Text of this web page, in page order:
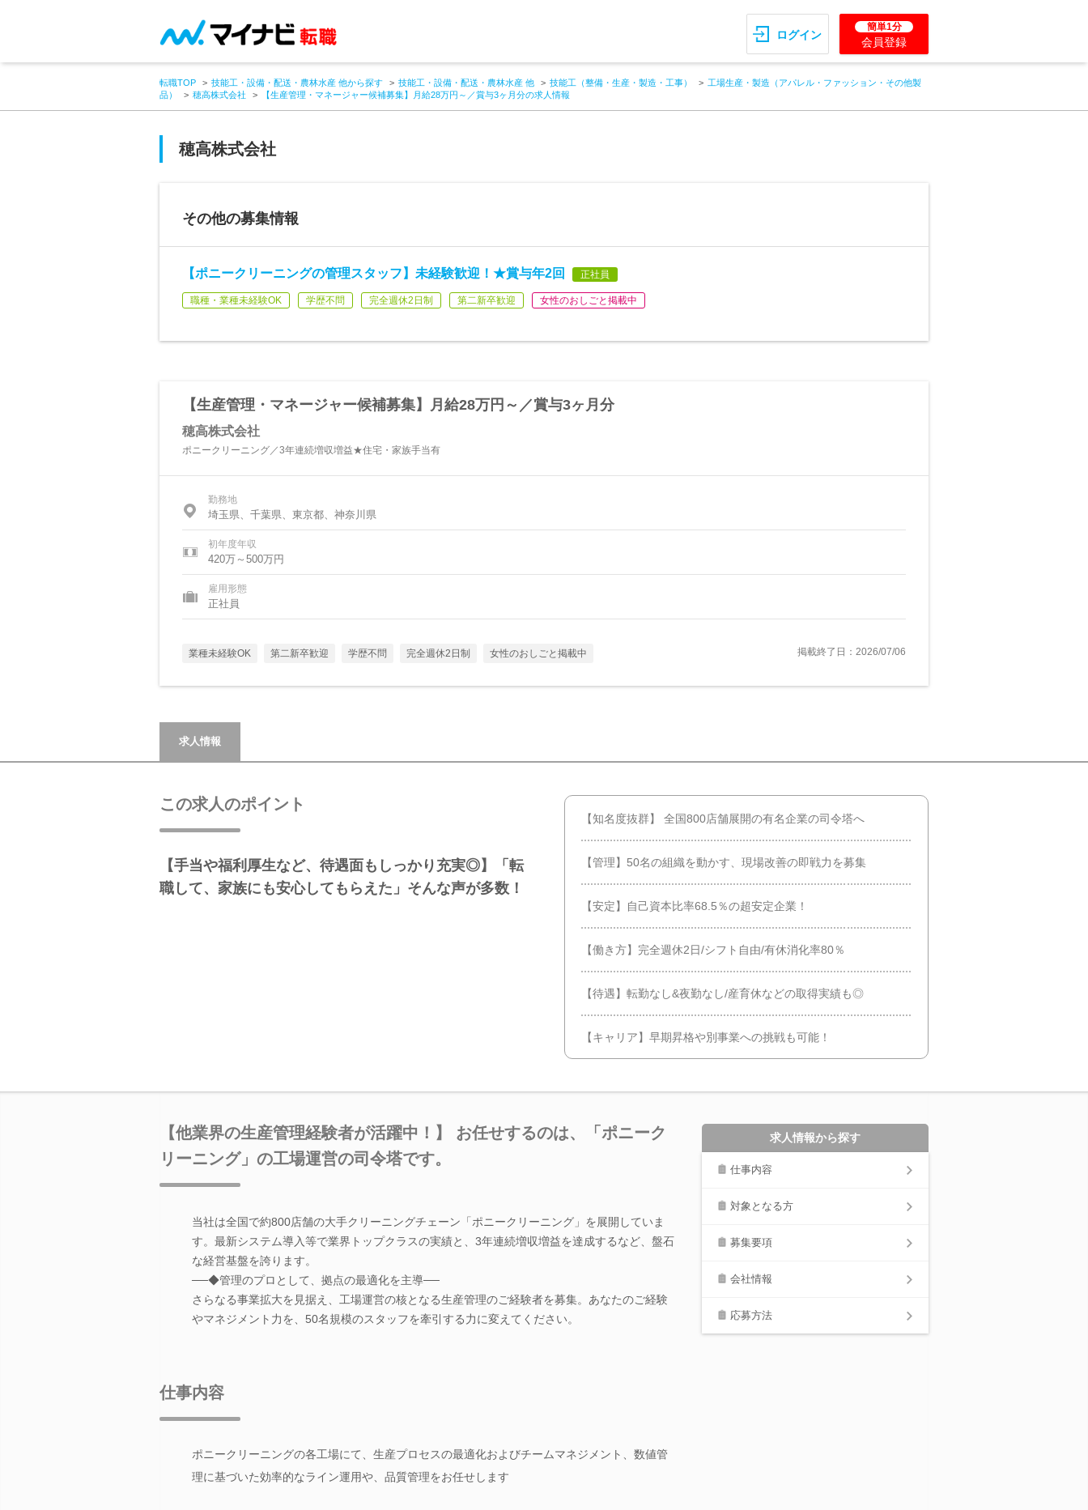
ログイン
簡単1分
会員登録
転職TOP 技能工・設備・配送・農林水産 他から探す 技能工・設備・配送・農林水産 他 技能工（整備・生産・製造・工事）
工場生産・製造（アパレル・ファッション・その他製
品）
穂高株式会社 【生産管理・マネージャー候補募集】月給28万円～／賞与3ヶ月分の求人情報
穂高株式会社
その他の募集情報
【ポニークリーニングの管理スタッフ】未経験歓迎！★賞与年2回 正社員
職種・業種未経験OK 学歴不問 完全週休2日制 第二新卒歓迎 女性のおしごと掲載中
【生産管理・マネージャー候補募集】月給28万円～／賞与3ヶ月分
穂高株式会社
ポニークリーニング／3年連続増収増益★住宅・家族手当有
勤務地
埼玉県、千葉県、東京都、神奈川県
初年度年収
420万～500万円
雇用形態
正社員
業種未経験OK 第二新卒歓迎 学歴不問 完全週休2日制 女性のおしごと掲載中 掲載終了日：2026/07/06
求人情報
この求人のポイント
【手当や福利厚生など、待遇面もしっかり充実◎】「転
職して、家族にも安心してもらえた」そんな声が多数！
【知名度抜群】 全国800店舗展開の有名企業の司令塔へ
【管理】50名の組織を動かす、現場改善の即戦力を募集
【安定】自己資本比率68.5％の超安定企業！
【働き方】完全週休2日/シフト自由/有休消化率80％
【待遇】転勤なし&夜勤なし/産育休などの取得実績も◎
【キャリア】早期昇格や別事業への挑戦も可能！
【他業界の生産管理経験者が活躍中！】 お任せするのは、「ポニーク
リーニング」の工場運営の司令塔です。
当社は全国で約800店舗の大手クリーニングチェーン「ポニークリーニング」を展開していま
す。最新システム導入等で業界トップクラスの実績と、3年連続増収増益を達成するなど、盤石
な経営基盤を誇ります。
──◆管理のプロとして、拠点の最適化を主導──
さらなる事業拡大を見据え、工場運営の核となる生産管理のご経験者を募集。あなたのご経験
やマネジメント力を、50名規模のスタッフを牽引する力に変えてください。
仕事内容
ポニークリーニングの各工場にて、生産プロセスの最適化およびチームマネジメント、数値管
理に基づいた効率的なライン運用や、品質管理をお任せします
求人情報から探す
仕事内容
対象となる方
募集要項
会社情報
応募方法